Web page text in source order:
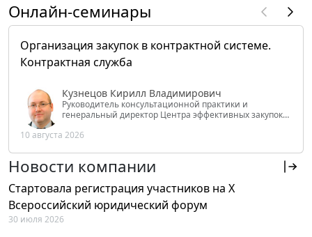
Онлайн-семинары
Организация закупок в контрактной системе.
Контрактная служба
Кузнецов Кирилл Владимирович
Руководитель консультационной практики и
генеральный директор Центра эффективных закупок
РФ
10 августа 2026
Новости компании
Стартовала регистрация участников на X
Всероссийский юридический форум
30 июля 2026